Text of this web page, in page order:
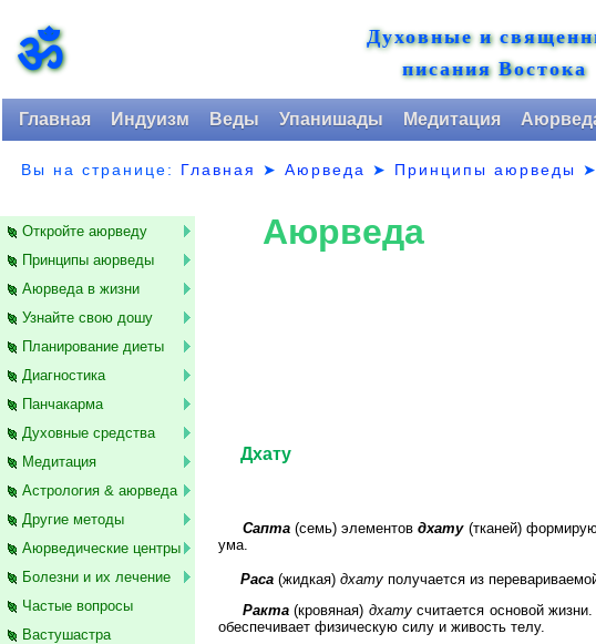
ॐ
Духовные и
писания Востока
Главная Индуизм Веды Упанишады Медитация
Вы на странице: Главная ➤Аюрведа ➤ Принципы аюрведы
Откройте аюрведу
Принципы аюрведы
Аюрведа в жизни
Узнайте свою дошу
Планирование диеты
Диагностика
Панчакарма
Духовные средства
Медитация
Астрология & аюрведа
Другие методы
Аюрведические центры
Болезни и их лечение
Частые вопросы
Вастушастра
Аюрведа
Дхату
Сапта(семь) элементовдхату(тканей)
ума.
Раса (жидкая) дхату получается из
Ракта(кровяная) дхатусчитается основой
обеспечивает физическую силу и живость телу.